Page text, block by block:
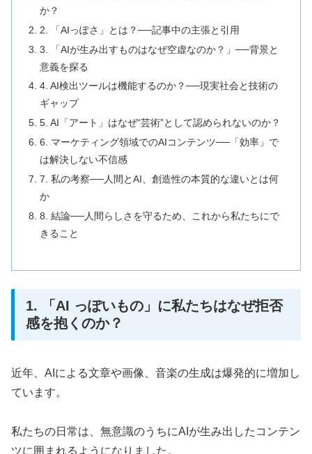
か？
2. 「AIっぽさ」とは？──記事中の主張と引用
3. 「AIが生み出すものはなぜ空虚なのか？」──背景と
意義を探る
4. AI検出ツールは機能するのか？──現実社会と技術の
ギャップ
5. AI「アート」はなぜ“芸術”として認められないのか？
6. マーケティング領域でのAIコンテンツ──「効率」で
は解決しない不信感
7. 私の考察──人間とAI、創造性の本質的な違いとは何
か
8. 結論──人間らしさを守るため、これから私たちにで
きること
1. 「AI っぽいもの」に私たちはなぜ拒否
感を抱くのか？
近年、AIによる文章や画像、音楽の生成は爆発的に増加し
ています。
私たちの日常は、無意識のうちにAIが生み出したコンテン
ツに囲まれるようになりました。